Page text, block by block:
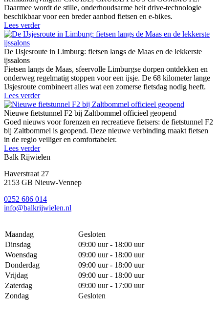
Daarmee wordt de stille, onderhoudsarme belt drive-technologie
beschikbaar voor een breder aanbod fietsen en e-bikes.
Lees verder
De IJsjesroute in Limburg: fietsen langs de Maas en de lekkerste
ijssalons
Fietsen langs de Maas, sfeervolle Limburgse dorpen ontdekken en
onderweg regelmatig stoppen voor een ijsje. De 68 kilometer lange
IJsjesroute combineert alles wat een zomerse fietsdag nodig heeft.
Lees verder
Nieuwe fietstunnel F2 bij Zaltbommel officieel geopend
Goed nieuws voor forenzen en recreatieve fietsers: de fietstunnel F2
bij Zaltbommel is geopend. Deze nieuwe verbinding maakt fietsen
in de regio veiliger en comfortabeler.
Lees verder
Balk Rijwielen
Haverstraat 27
2153 GB Nieuw-Vennep
0252 686 014
info@balkrijwielen.nl
Maandag
Gesloten
Dinsdag
09:00 uur - 18:00 uur
Woensdag
09:00 uur - 18:00 uur
Donderdag
09:00 uur - 18:00 uur
Vrijdag
09:00 uur - 18:00 uur
Zaterdag
09:00 uur - 17:00 uur
Zondag
Gesloten